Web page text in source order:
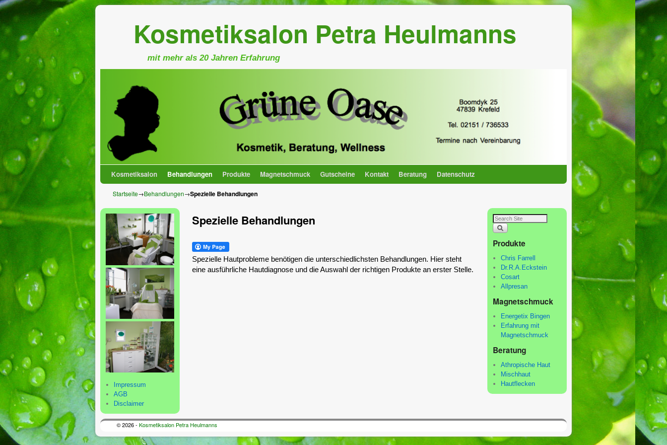
Kosmetiksalon Petra Heulmanns
mit mehr als 20 Jahren Erfahrung
Zum Inhalt wechseln
Zum sekundären Inhalt wechseln
Kosmetiksalon Behandlungen Produkte Magnetschmuck Gutscheine Kontakt Beratung Datenschutz
Startseite→Behandlungen→Spezielle Behandlungen
Impressum
AGB
Disclaimer
Spezielle Behandlungen
Spezielle Hautprobleme benötigen die unterschiedlichsten Behandlungen. Hier steht
eine ausführliche Hautdiagnose und die Auswahl der richtigen Produkte an erster Stelle.
Produkte
Chris Farrell
Dr.R.A.Eckstein
Cosart
Allpresan
Magnetschmuck
Energetix Bingen
Erfahrung mit
Magnetschmuck
Beratung
Athropische Haut
Mischhaut
Hautflecken
© 2026 - Kosmetiksalon Petra Heulmanns